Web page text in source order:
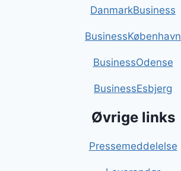
DanmarkBusiness
BusinessKøbenhavn
BusinessOdense
BusinessEsbjerg
Øvrige links
Pressemeddelelse